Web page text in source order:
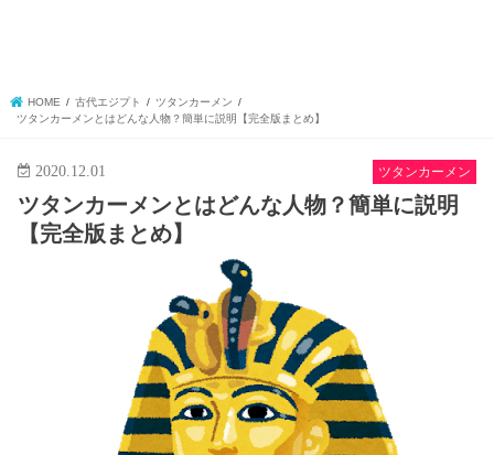
HOME 古代エジプト
ツタンカーメン
ツタンカーメンとはどんな人物？簡単に説明【完全版まとめ】
ツタンカーメン
2020.12.01
ツタンカーメンとはどんな人物？簡単に説明
【完全版まとめ】